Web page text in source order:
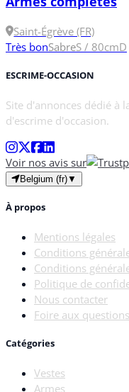
Saint-Égrève (FR)
Très bonSabreS / 80cmD
ESCRIME-OCCASION
Site d'annonces dédié à
d'escrime d'occasion.
Voir nos avis sur
Belgium (fr)▼
À propos
Mentions légales
Conditions
Conditions
Politique de
Nous contacter
Foire aux questions
Catégories
Vestes
Armes